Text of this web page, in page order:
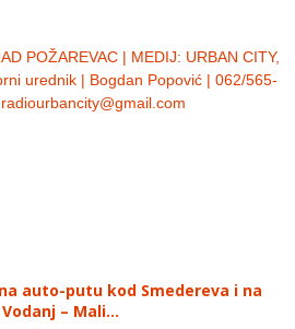
POŽAREVAC | MEDIJ: URBAN CITY,
urednik | Bogdan Popović | 062/565-
auto-putu kod Smedereva i na
– Mali...